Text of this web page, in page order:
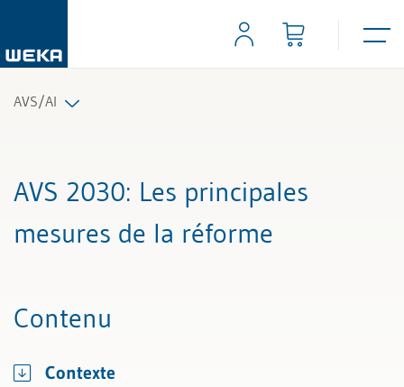
AVS/AI
AVS 2030: Les principales
mesures de la réforme
Contenu
Contexte